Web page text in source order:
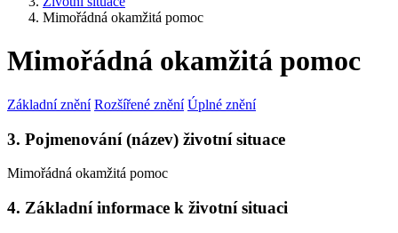
Mimořádná okamžitá pomoc
Mimořádná okamžitá pomoc
Základní znění Rozšířené znění Úplné znění
3. Pojmenování (název) životní situace
Mimořádná okamžitá pomoc
4. Základní informace k životní situaci